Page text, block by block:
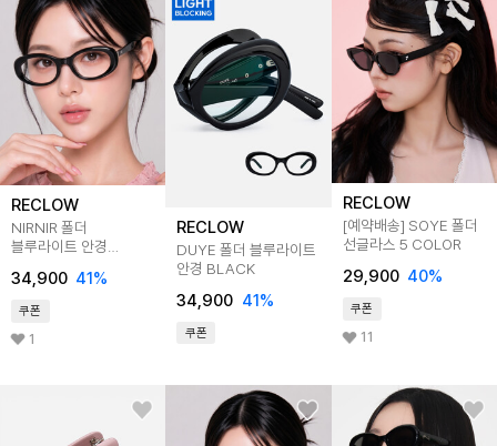
RECLOW
NIRNIR 폴더
블루라이트 안경
34,900 41%
쿠폰
1
RECLOW
DUYE 폴더 블루라이트
안경 BLACK
34,900 41%
쿠폰
RECLOW
[예약배송] SOYE 폴더
선글라스 5 COLOR
29,900 40%
쿠폰
11